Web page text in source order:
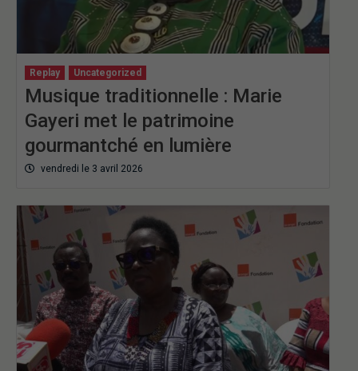
Replay Uncategorized
Musique traditionnelle : Marie
Gayeri met le patrimoine
gourmantché en lumière
vendredi le 3 avril 2026